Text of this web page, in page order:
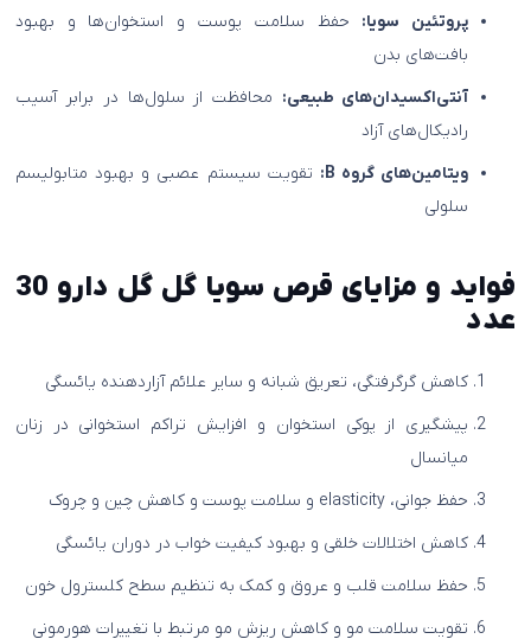
پروتئین سویا: حفظ سلامت پوست و استخوان‌ها و بهبود
بافت‌های بدن
آنتی‌اکسیدان‌های طبیعی: محافظت از سلول‌ها در برابر آسیب
رادیکال‌های آزاد
ویتامین‌های گروه B:
تقویت سیستم عصبی و بهبود متابولیسم
سلولی
فواید و مزایای قرص سویا گل گل دارو 30
عدد
کاهش گرگرفتگی، تعریق شبانه و سایر علائم آزاردهنده یائسگی
پیشگیری از پوکی استخوان و افزایش تراکم استخوانی در زنان
میانسال
حفظ جوانی، elasticity و سلامت پوست و کاهش چین و چروک
کاهش اختلالات خلقی و بهبود کیفیت خواب در دوران یائسگی
حفظ سلامت قلب و عروق و کمک به تنظیم سطح کلسترول خون
تقویت سلامت مو و کاهش ریزش مو مرتبط با تغییرات هورمونی